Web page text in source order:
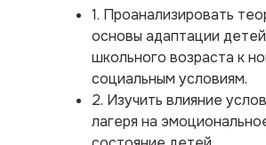
1. Проанализировать
основы адаптации
школьного возраста к
социальным условиям.
2. Изучить влияние
лагеря на